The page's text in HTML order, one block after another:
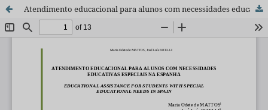
Atendimento educacional para alunos com necessidades educativas especiais na Espanha